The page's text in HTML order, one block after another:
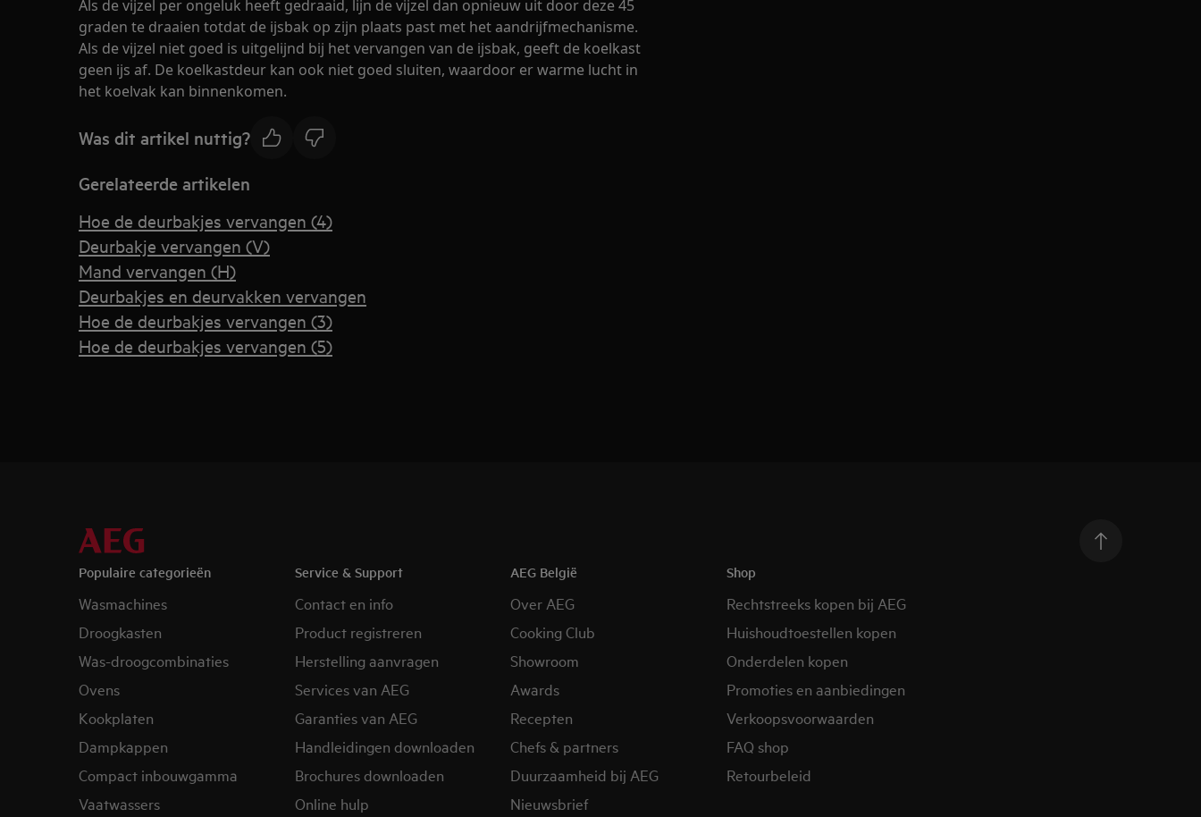
Als de vijzel per ongeluk heeft gedraaid, lijn de vijzel dan opnieuw uit door deze 45
graden te draaien totdat de ijsbak op zijn plaats past met het aandrijfmechanisme.
Als de vijzel niet goed is uitgelijnd bij het vervangen van de ijsbak, geeft de koelkast
geen ijs af. De koelkastdeur kan ook niet goed sluiten, waardoor er warme lucht in
het koelvak kan binnenkomen.
Was dit artikel nuttig?
Gerelateerde artikelen
Hoe de deurbakjes vervangen (4)
Deurbakje vervangen (V)
Mand vervangen (H)
Deurbakjes en deurvakken vervangen
Hoe de deurbakjes vervangen (3)
Hoe de deurbakjes vervangen (5)
Populaire categorieën
Wasmachines
Droogkasten
Was-droogcombinaties
Ovens
Kookplaten
Dampkappen
Compact inbouwgamma
Vaatwassers
Service & Support
Contact en info
Product registreren
Herstelling aanvragen
Services van AEG
Garanties van AEG
Handleidingen downloaden
Brochures downloaden
Online hulp
AEG België
Over AEG
Cooking Club
Showroom
Awards
Recepten
Chefs & partners
Duurzaamheid bij AEG
Nieuwsbrief
Shop
Rechtstreeks kopen bij AEG
Huishoudtoestellen kopen
Onderdelen kopen
Promoties en aanbiedingen
Verkoopsvoorwaarden
FAQ shop
Retourbeleid​